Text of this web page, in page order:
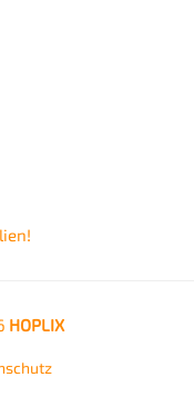
HOPLIX